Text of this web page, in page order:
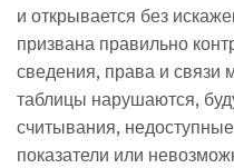
и открывается без
призвана правильно
сведения, права и
таблицы нарушаются,
считывания,
показатели или